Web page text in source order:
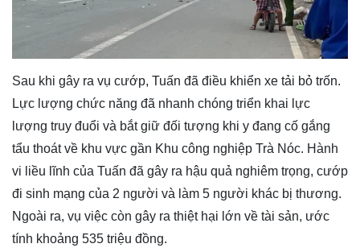
Sau khi gây ra vụ cướp, Tuấn đã điều khiển xe tải bỏ trốn.
Lực lượng chức năng đã nhanh chóng triển khai lực
lượng truy đuổi và bắt giữ đối tượng khi y đang cố gắng
tẩu thoát về khu vực gần Khu công nghiệp Trà Nóc. Hành
vi liều lĩnh của Tuấn đã gây ra hậu quả nghiêm trọng, cướp
đi sinh mạng của 2 người và làm 5 người khác bị thương.
Ngoài ra, vụ việc còn gây ra thiệt hại lớn về tài sản, ước
tính khoảng 535 triệu đồng.